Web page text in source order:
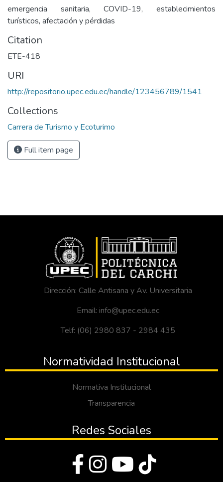
emergencia sanitaria, COVID-19, establecimientos
turísticos, afectación y pérdidas
Citation
ETE-418
URI
http://repositorio.upec.edu.ec/handle/123456789/1541
Collections
Carrera de Turismo y Ecoturimo
Full item page
Dirección: Calle Antisana y Av. Universitaria
Email: info@upec.edu.ec
Telf: (06) 2980 837 - 2984 435
Normatividad Institucional
Normativa Institucional
Transparencia
Redes Sociales